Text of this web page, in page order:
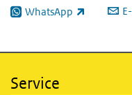
WhatsApp
(externe link)
Service